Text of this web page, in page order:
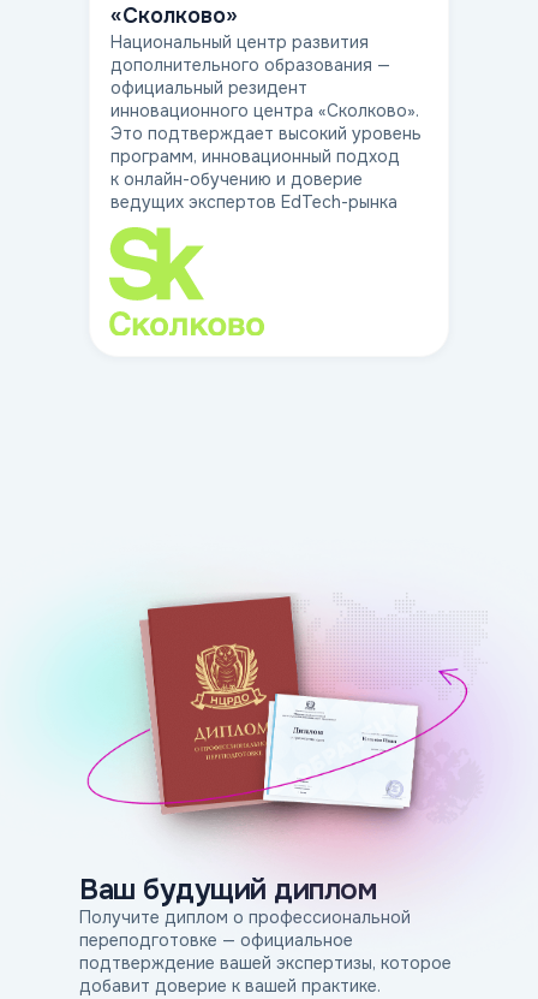
«Сколково»
Национальный центр развития
дополнительного образования —
официальный резидент
инновационного центра «Сколково».
Это подтверждает высокий уровень
программ, инновационный подход
к онлайн-обучению и доверие
ведущих экспертов EdTech-рынка
Ваш будущий диплом
Получите диплом о профессиональной
переподготовке — официальное
подтверждение вашей экспертизы, которое
добавит доверие к вашей практике.